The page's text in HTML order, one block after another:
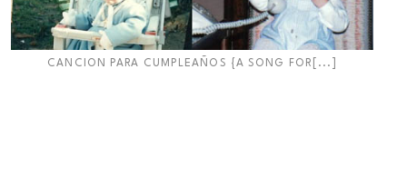
CANCION PARA CUMPLEAÑOS {A SONG FOR[...]